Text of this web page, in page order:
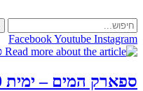
to
content
FacebookYoutube Instagram
ספארק המים – ימית 2000